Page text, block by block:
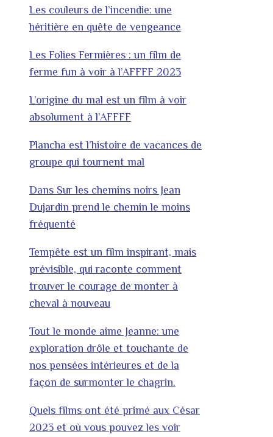
Les couleurs de l’incendie: une
héritière en quête de vengeance
Les Folies Fermières : un film de
ferme fun à voir à l’AFFFF 2023
L’origine du mal est un film à voir
absolument à l’AFFFF
Plancha est l’histoire de vacances de
groupe qui tournent mal
Dans Sur les chemins noirs Jean
Dujardin prend le chemin le moins
fréquenté
Tempête est un film inspirant, mais
prévisible, qui raconte comment
trouver le courage de monter à
cheval à nouveau
Tout le monde aime Jeanne: une
exploration drôle et touchante de
nos pensées intérieures et de la
façon de surmonter le chagrin.
Quels films ont été primé aux César
2023 et où vous pouvez les voir